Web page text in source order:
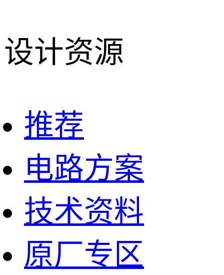
设计资源
推荐
电路方案
技术资料
原厂专区